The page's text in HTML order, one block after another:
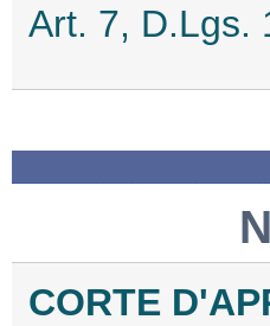
Art. 7, D.Lgs.
CORTE